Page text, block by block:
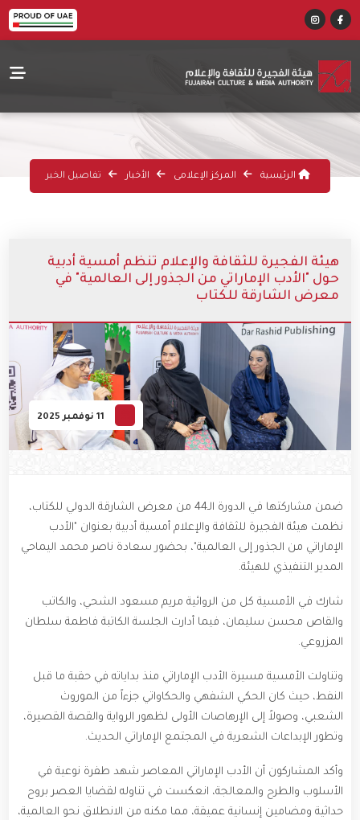
الرئيسية المركز الإعلامى الأخبار تفاصيل الخبر
هيئة الفجيرة للثقافة والإعلام تنظم أمسية أدبية
حول "الأدب الإماراتي من الجذور إلى العالمية" في
معرض الشارقة للكتاب
ضمن مشاركتها في الدورة الـ44 من معرض الشارقة الدولي للكتاب،
نظمت هيئة الفجيرة للثقافة والإعلام أمسية أدبية بعنوان "الأدب
الإماراتي من الجذور إلى العالمية"، بحضور سعادة ناصر محمد اليماحي
المدير التنفيذي للهيئة.
شارك في الأمسية كل من الروائية مريم مسعود الشحي، والكاتب
والقاص محسن سليمان، فيما أدارت الجلسة الكاتبة فاطمة سلطان
المزروعي.
وتناولت الأمسية مسيرة الأدب الإماراتي منذ بداياته في حقبة ما قبل
النفط، حيث كان الحكي الشفهي والحكاواتي جزءاً من الموروث
الشعبي، وصولاً إلى الإرهاصات الأولى لظهور الرواية والقصة القصيرة،
وتطور الإبداعات الشعرية في المجتمع الإماراتي الحديث.
وأكد المشاركون أن الأدب الإماراتي المعاصر شهد طفرة نوعية في
الأسلوب والطرح والمعالجة، انعكست في تناوله لقضايا العصر بروح
حداثية ومضامين إنسانية عميقة، مما مكنه من الانطلاق نحو العالمية،